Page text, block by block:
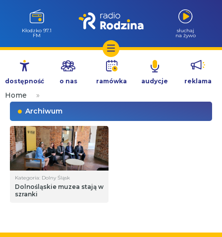
Przejdź
treści
Kłodzko 97.1
FM
słuchaj
na żywo
dostępność o nas ramówka audycje reklama
Home
»
Archiwum
Kategoria: Dolny Śląsk
Dolnośląskie muzea stają w
szranki